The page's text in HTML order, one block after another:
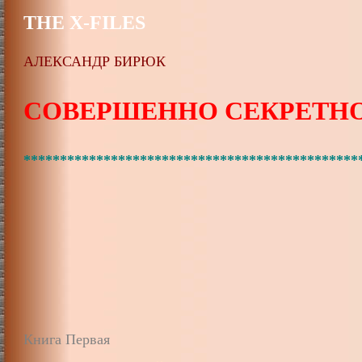
THE X-FILES
АЛЕКСАНДР БИРЮК
СОВЕРШЕННО
Книга Первая